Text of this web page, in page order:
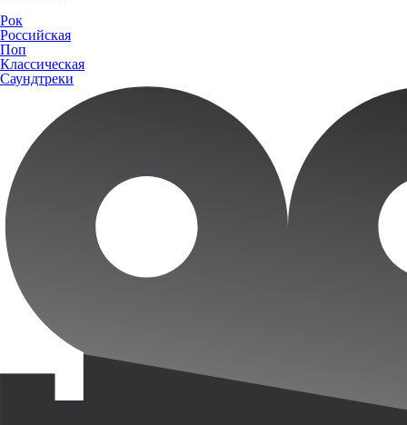
Рок
Российская
Поп
Классическая
Саундтреки